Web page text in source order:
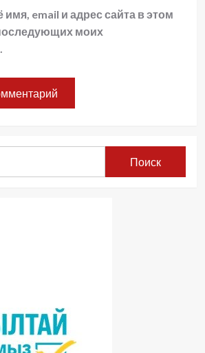
email и адрес сайта в этом
моих